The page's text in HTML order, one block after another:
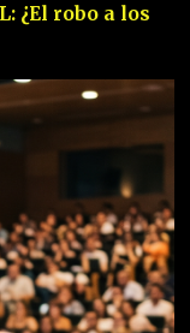
¿El robo a los